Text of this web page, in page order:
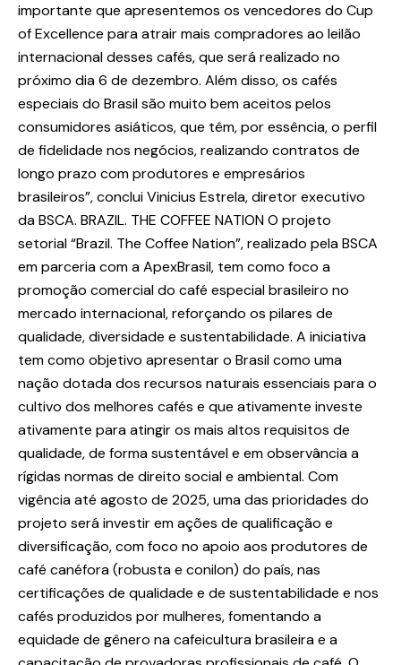
importante que apresentemos os vencedores do Cup
of Excellence para atrair mais compradores ao leilão
internacional desses cafés, que será realizado no
próximo dia 6 de dezembro. Além disso, os cafés
especiais do Brasil são muito bem aceitos pelos
consumidores asiáticos, que têm, por essência, o perfil
de fidelidade nos negócios, realizando contratos de
longo prazo com produtores e empresários
brasileiros”, conclui Vinicius Estrela, diretor executivo
da BSCA. BRAZIL. THE COFFEE NATION O projeto
setorial “Brazil. The Coffee Nation”, realizado pela BSCA
em parceria com a ApexBrasil, tem como foco a
promoção comercial do café especial brasileiro no
mercado internacional, reforçando os pilares de
qualidade, diversidade e sustentabilidade. A iniciativa
tem como objetivo apresentar o Brasil como uma
nação dotada dos recursos naturais essenciais para o
cultivo dos melhores cafés e que ativamente investe
ativamente para atingir os mais altos requisitos de
qualidade, de forma sustentável e em observância a
rígidas normas de direito social e ambiental. Com
vigência até agosto de 2025, uma das prioridades do
projeto será investir em ações de qualificação e
diversificação, com foco no apoio aos produtores de
café canéfora (robusta e conilon) do país, nas
certificações de qualidade e de sustentabilidade e nos
cafés produzidos por mulheres, fomentando a
equidade de gênero na cafeicultura brasileira e a